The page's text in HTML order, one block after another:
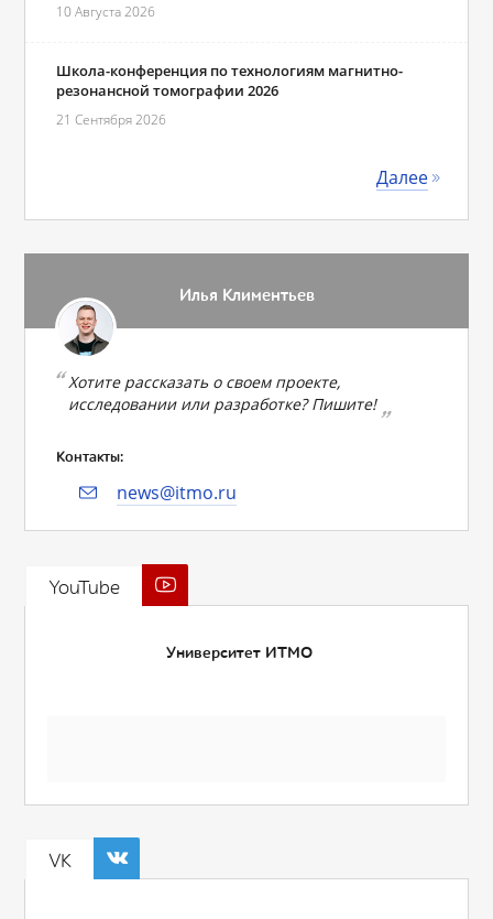
10 Августа 2026
Школа-конференция по технологиям магнитно-
резонансной томографии 2026
21 Сентября 2026
Далее
Илья Климентьев
Хотите рассказать о своем проекте,
исследовании или разработке? Пишите!
Контакты:
news@itmo.ru
YouTube
Университет ИТМО
VK